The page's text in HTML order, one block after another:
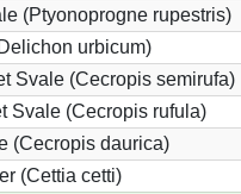
(Ptyonoprogne rupestris)
urbicum)
Svale (Cecropis semirufa)
Svale (Cecropis rufula)
(Cecropis daurica)
(Cettia cetti)